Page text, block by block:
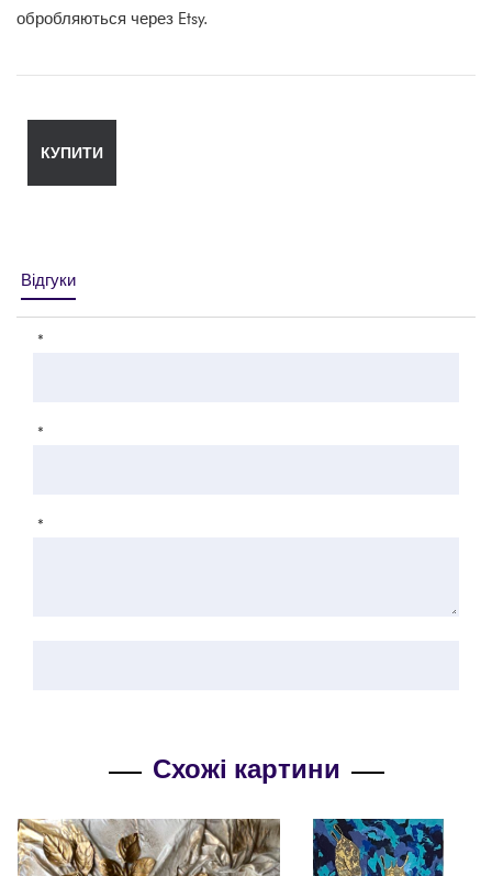
обробляються через Etsy.
КУПИТИ
Відгуки
*
*
*
Схожі картини